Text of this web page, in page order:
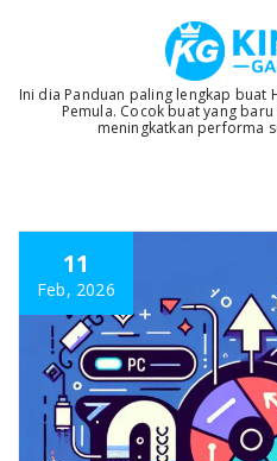
Ini dia Panduan paling lengkap buat
Pemula. Cocok buat yang
meningkatkan performa
11
Feb, 2026